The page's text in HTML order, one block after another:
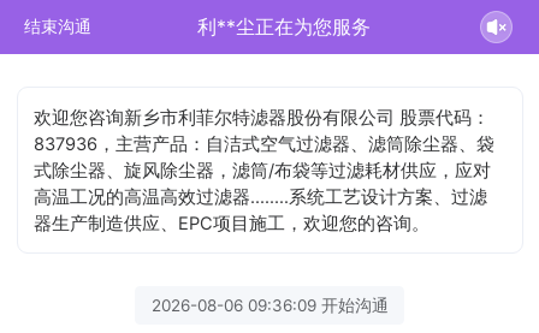
结束沟通 利**尘正在为您服务
欢迎您咨询新乡市利菲尔特滤器股份有限公司 股票代码：
837936，主营产品：自洁式空气过滤器、滤筒除尘器、袋
式除尘器、旋风除尘器，滤筒/布袋等过滤耗材供应，应对
高温工况的高温高效过滤器........系统工艺设计方案、过滤
器生产制造供应、EPC项目施工，欢迎您的咨询。
2026-08-06 09:36:09 开始沟通